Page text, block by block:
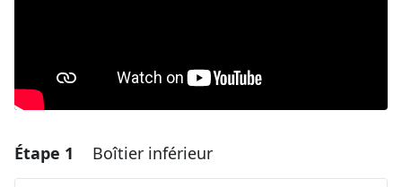
Étape 1 Boîtier inférieur